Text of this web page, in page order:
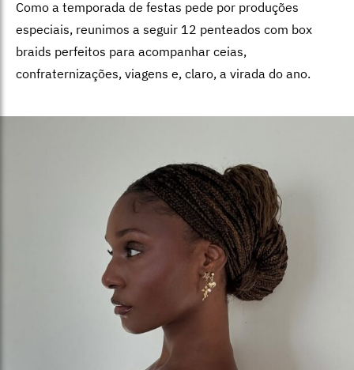
Como a temporada de festas pede por produções
especiais, reunimos a seguir 12 penteados com box
braids perfeitos para acompanhar ceias,
confraternizações, viagens e, claro, a virada do ano.